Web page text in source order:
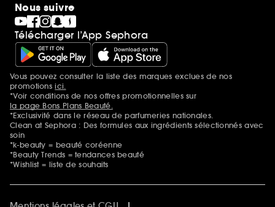
Nous suivre
Télécharger l’App Sephora
Mentions additionnelles
Vous pouvez consulter la liste des marques exclues de nos
promotionsici.
*Voir conditions de nos offres promotionnelles sur
la page Bons Plans Beauté.
*Exclusivité dans le réseau de parfumeries nationales.
Clean at Sephora : Des formules aux ingrédients sélectionnés avec
soin
*k-beauty = beauté coréenne
*Beauty Trends = tendances beauté
*Wishlist = liste de souhaits